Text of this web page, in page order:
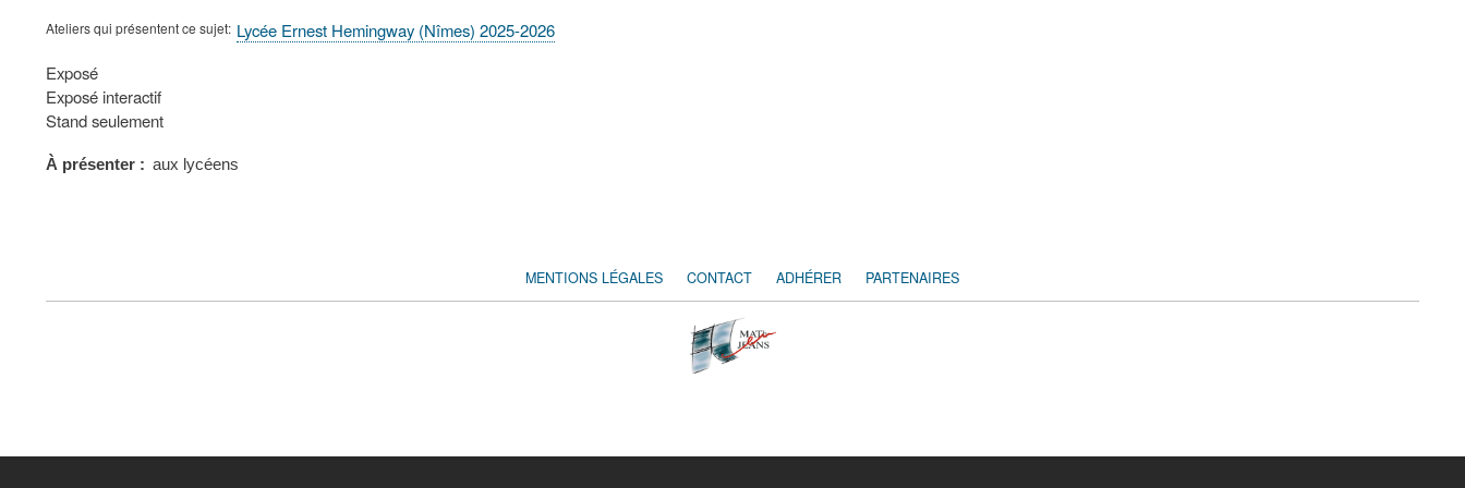
Ateliers qui présentent ce sujet Lycée Ernest Hemingway (Nîmes) 2025-2026
Type
de
présentation
au
congrès
Exposé
Exposé interactif
Stand seulement
À présenter aux lycéens
FOOTER
MENTIONS LÉGALES CONTACT ADHÉRER PARTENAIRES